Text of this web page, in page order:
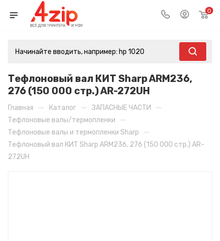
0
Тефлоновый вал КИТ Sharp ARM236,
276 (150 000 стр.) AR-272UH
Главная — Каталог — ЗАПАСНЫЕ ЧАСТИ —
Тефлоновые валы/термопленки —
Тефлоновые валы и термопленки Sharp —
Тефлоновый вал КИТ Sharp ARM236, 276 (150 000 стр.) AR-
272UH